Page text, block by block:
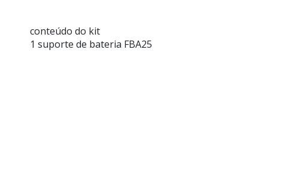
conteúdo do kit
1 suporte de bateria FBA25